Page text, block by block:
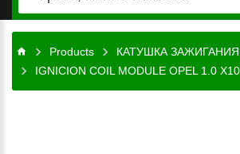
Products
КАТУШКА ЗАЖИГАНИЯ
IGNICION COIL MODULE OPEL 1.0